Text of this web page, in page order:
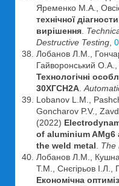
Яременко М.А.,
технічної
вирішення
Destructive Testing
Лобанов Л.М.,
Гайворонський
Технологічні
30ХГСН2А
Lobanov L.M.,
Goncharov P.V.,
(2022)
of aluminium
the weld metal
The
Лобанов Л.М.,
Т.М., Снєгірьов І.Л.,
Економічна